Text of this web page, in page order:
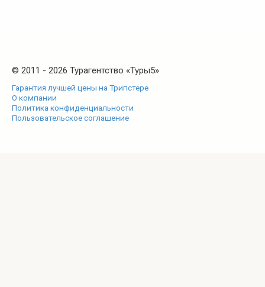
© 2011 - 2026 Турагентство «Туры5»
Гарантия лучшей цены на Трипстере
О компании
Политика конфиденциальности
Пользовательское соглашение